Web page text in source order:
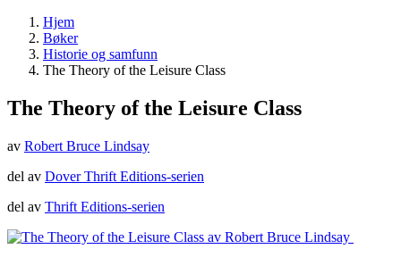
Hjem
Bøker
Historie og samfunn
The Theory of the Leisure Class
The Theory of the Leisure Class
av Robert Bruce Lindsay
del av Dover Thrift Editions-serien
del av Thrift Editions-serien